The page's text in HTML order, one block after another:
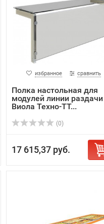
избранное сравнить
Полка настольная для
модулей линии раздачи
Виола Техно-ТТ...
(0)
17 615,37 руб.